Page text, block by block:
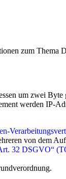
zum Thema
um zwei Byte
werden IP-
von dem
32 DSGVO“